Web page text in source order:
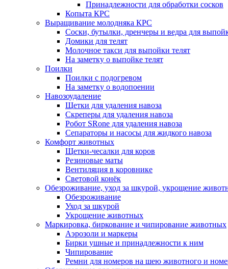
Принадлежности для обработки сосков
Копыта КРС
Выращивание молодняка КРС
Соски, бутылки, дренчеры и ведра для
Домики для телят
Молочное такси для выпойки телят
На заметку о выпойке телят
Поилки
Поилки с подогревом
На заметку о водопоении
Навозоудаление
Щетки для удаления навоза
Скреперы для удаления навоза
Робот SRone для удаления навоза
Сепараторы и насосы для жидкого навоза
Комфорт животных
Щетки-чесалки для коров
Резиновые маты
Вентиляция в коровнике
Световой конёк
Обезроживание, уход за шкурой, укрощение
Обезроживание
Уход за шкурой
Укрощение животных
Маркировка, биркование и чипирование животных
Аэрозоли и маркеры
Бирки ушные и принадлежности к ним
Чипирование
Ремни для номеров на шею животного и